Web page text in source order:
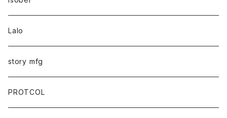
Lalo
story mfg
PROTCOL